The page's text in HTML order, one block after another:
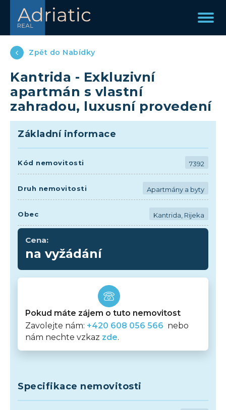
Zpět do Nabídky
Kantrida - Exkluzivní
apartmán s vlastní
zahradou, luxusní provedení
Základní informace
Kód nemovitosti 7392
Druh nemovitosti Apartmány a byty
Obec Kantrida, Rijeka
Cena:
na vyžádání
Pokud máte zájem o tuto nemovitost
Zavolejte nám: +420 608 056 566 nebo
nám nechte vzkaz zde.
Specifikace nemovitosti